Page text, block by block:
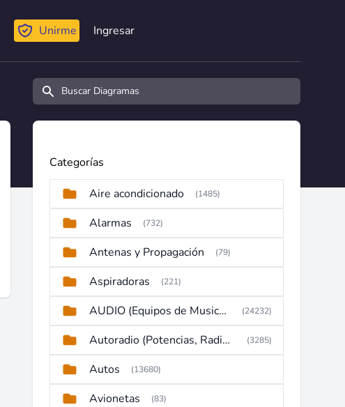
Unirme Ingresar
Buscar diagramas y manuales
Categorías
Aire acondicionado (1485)
Alarmas (732)
Antenas y Propagación (79)
Aspiradoras (221)
AUDIO (Equipos de Musica, Amplificadores, Reproductores, Etc) (24232)
Autoradio (Potencias, Radios y DVD) (3285)
Autos (13680)
Avionetas (83)